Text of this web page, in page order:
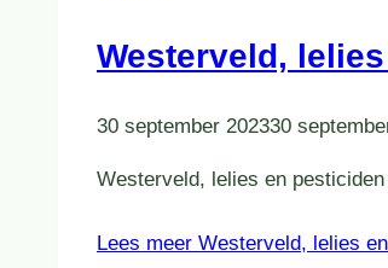
Westerveld,
30 september 202330
Westerveld, lelies en
Lees meer Westerveld, lelies